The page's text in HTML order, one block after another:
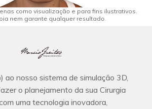
como visualização e para fins ilustrativos.
nem garante qualquer resultado.
ao nosso sistema de simulação 3D,
o planejamento da sua Cirurgia
uma tecnologia inovadora,